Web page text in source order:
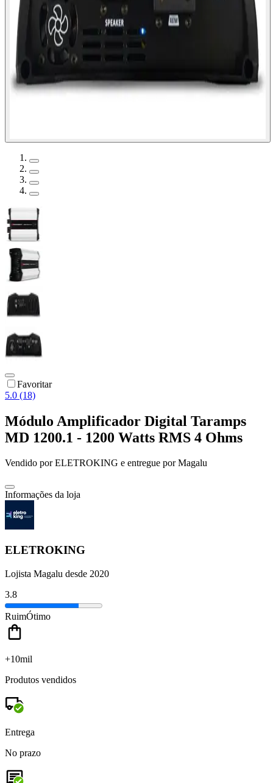
Favoritar
5.0 (18)
Módulo Amplificador Digital Taramps
MD 1200.1 - 1200 Watts RMS 4 Ohms
Vendido porELETROKING e entregue por Magalu
Informações da loja
ELETROKING
Lojista Magalu desde 2020
3.8
RuimÓtimo
+10mil
Produtos vendidos
Entrega
No prazo